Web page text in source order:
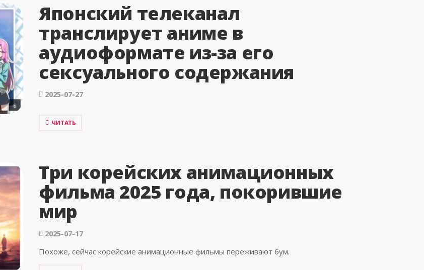
Японский телеканал
транслирует аниме в
аудиоформате из-за его
сексуального содержания
2025-07-27
ЧИТАТЬ
Три корейских анимационных
фильма 2025 года, покорившие
мир
2025-07-17
Похоже, сейчас корейские анимационные фильмы переживают бум.